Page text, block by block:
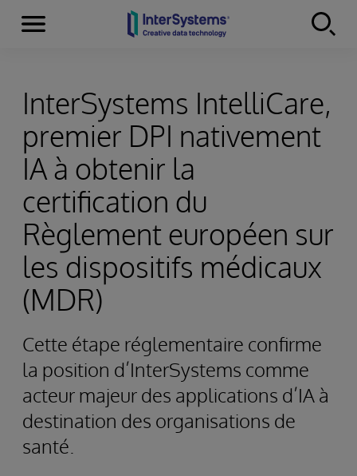
Skip to content
Menu
InterSystems IntelliCare,
premier DPI nativement
IA à obtenir la
certification du
Règlement européen sur
les dispositifs médicaux
(MDR)
Cette étape réglementaire confirme
la position d’InterSystems comme
acteur majeur des applications d’IA à
destination des organisations de
santé.